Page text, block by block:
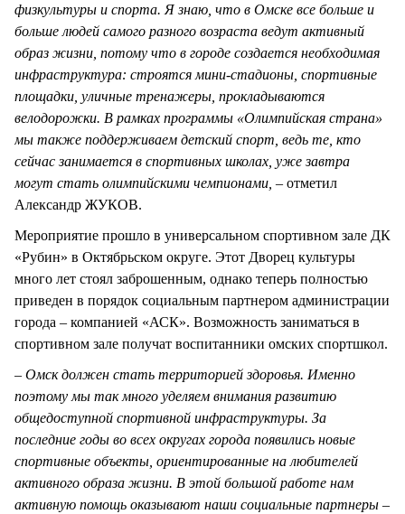
физкультуры и спорта. Я знаю, что в Омске все больше и
больше людей самого разного возраста ведут активный
образ жизни, потому что в городе создается необходимая
инфраструктура: строятся мини-стадионы, спортивные
площадки, уличные тренажеры, прокладываются
велодорожки. В рамках программы «Олимпийская страна»
мы также поддерживаем детский спорт, ведь те, кто
сейчас занимается в спортивных школах, уже завтра
могут стать олимпийскими чемпионами, – отметил
Александр ЖУКОВ.
Мероприятие прошло в универсальном спортивном зале ДК
«Рубин» в Октябрьском округе. Этот Дворец культуры
много лет стоял заброшенным, однако теперь полностью
приведен в порядок социальным партнером администрации
города – компанией «АСК». Возможность заниматься в
спортивном зале получат воспитанники омских спортшкол.
– Омск должен стать территорией здоровья. Именно
поэтому мы так много уделяем внимания развитию
общедоступной спортивной инфраструктуры. За
последние годы во всех округах города появились новые
спортивные объекты, ориентированные на любителей
активного образа жизни. В этой большой работе нам
активную помощь оказывают наши социальные партнеры –